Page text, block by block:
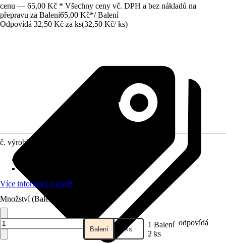
cenu — 65,00 Kč * Všechny ceny vč. DPH a bez nákladů na
přepravu za Balení65,00 Kč*/ Balení
Odpovídá 32,50 Kč za ks(32,50 Kč/ ks)
č. výrobku
Více informací o zboží
Množství (Balení)
Balení ks 1 Balení odpovídá
2 ks